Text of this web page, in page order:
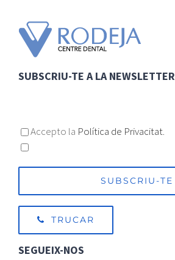
SUBSCRIU-TE A LA NEWSLETTER
Accepto la Política de Privacitat.
TRUCAR
SEGUEIX-NOS